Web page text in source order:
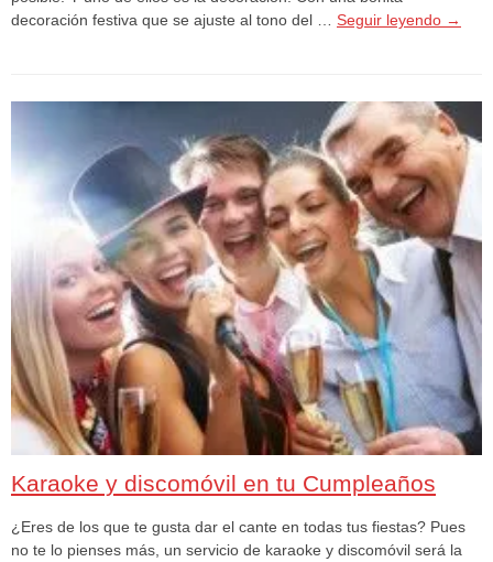
decoración festiva que se ajuste al tono del … Seguir leyendo →
Karaoke y discomóvil en tu Cumpleaños
¿Eres de los que te gusta dar el cante en todas tus fiestas? Pues
no te lo pienses más, un servicio de karaoke y discomóvil será la